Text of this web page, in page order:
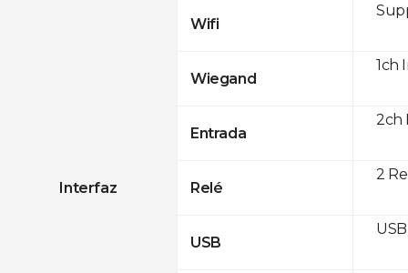
Interfaz
Wifi
Wiegand
Entrada
Relé
USB
1ch
2ch
2